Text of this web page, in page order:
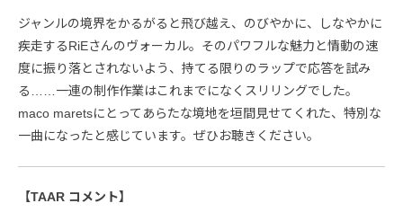
ジャンルの境界をかるがると飛び越え、のびやかに、しなやかに
疾走するRiEさんのヴォーカル。そのパワフルな魅力と情動の速
度に振り落とされないよう、持てる限りのラップで応答を試み
る……一連の制作作業はこれまでになくスリリングでした。
maco maretsにとってあらたな境地を垣間見せてくれた、特別な
一曲になったと感じています。ぜひお聴きください。
【TAAR コメント】